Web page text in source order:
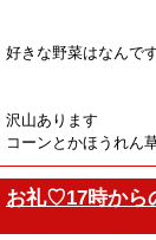
好きな野菜はなんで
沢山あります
コーンとかほうれん
お礼♡17時から